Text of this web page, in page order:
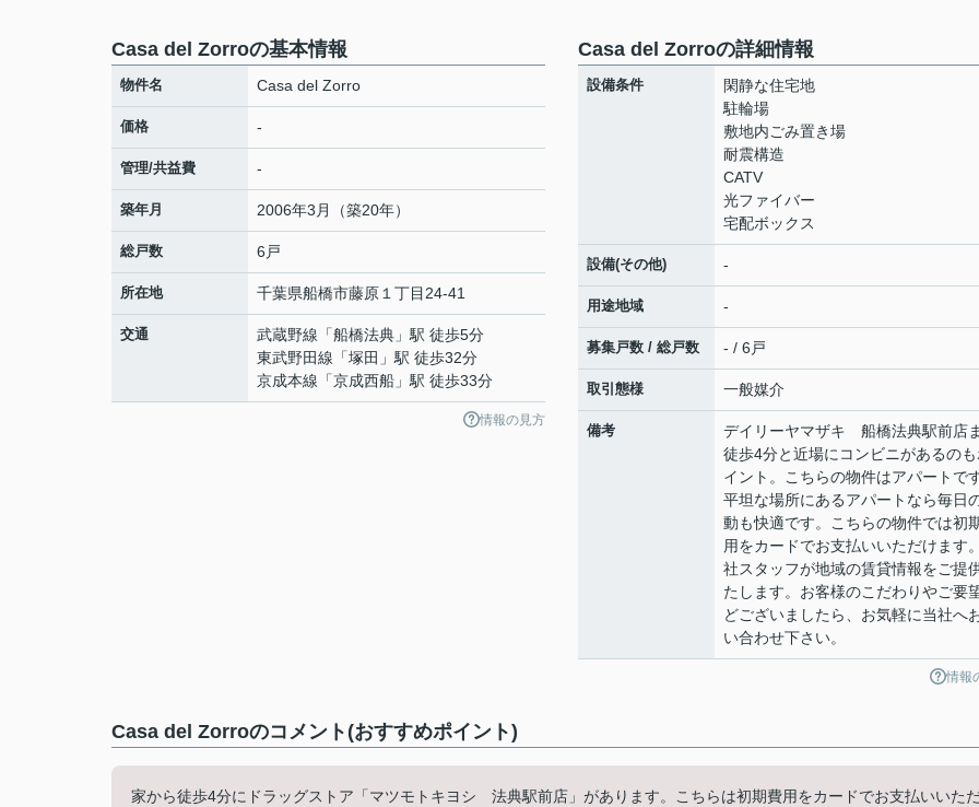
Casa del Zorroの基本情報
物件名 Casa del Zorro
価格 -
管理/共益費 -
築年月 2006年3月（築20年）
総戸数 6戸
所在地 千葉県船橋市藤原 １丁目24-41
交通 武蔵野線 「船橋法典 」駅 徒歩5分
東武野田線 「塚田 」駅 徒歩32分
京成本線 「京成西船 」駅 徒歩33分
情報の見方
Casa del Zorroの詳細情報
設備条件
閑静な住宅地
駐輪場
敷地内ごみ置き場
耐震構造
CATV
光ファイバー
宅配ボックス
設備(その他) -
用途地域 -
募集戸数 / 総戸数 - / 6戸
取引態様 一般媒介
備考
デイリーヤマザキ 船橋法典駅前店
徒歩4分と近場にコンビニがあるのも
イント。こちらの物件はアパートです
平坦な場所にあるアパートなら毎日
動も快適です。こちらの物件では初
用をカードでお支払いいただけます
社スタッフが地域の賃貸情報をご提
たします。お客様のこだわりやご要
どございましたら、お気軽に当社へ
い合わせ下さい。
情報
Casa del Zorroのコメント(おすすめポイント)
家から徒歩4分にドラッグストア「マツモトキヨシ 法典駅前店」があります。こちらは初期費用をカードでお支払いいた